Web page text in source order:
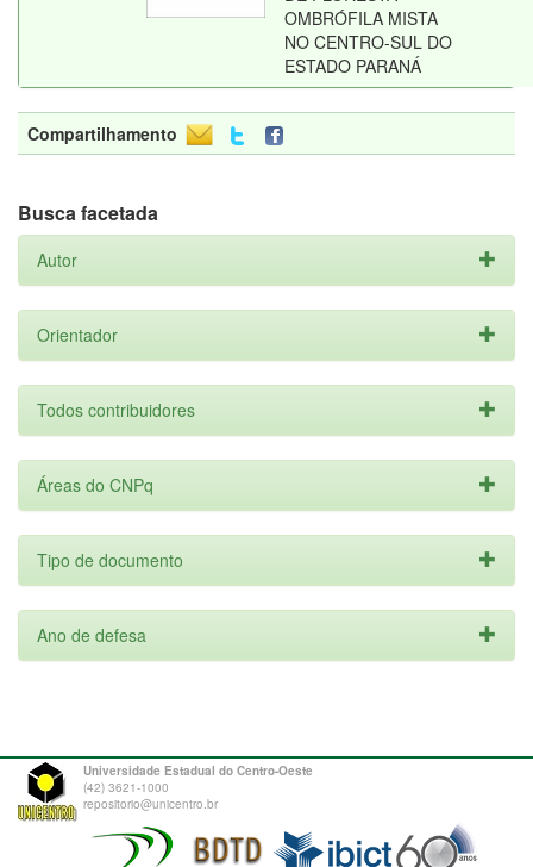
OMBRÓFILA MISTA
NO CENTRO-SUL DO
ESTADO PARANÁ
Compartilhamento
Busca facetada
Autor
Orientador
Todos contribuidores
Áreas do CNPq
Tipo de documento
Ano de defesa
Universidade Estadual do Centro-Oeste
(42) 3621-1000
repositorio@unicentro.br